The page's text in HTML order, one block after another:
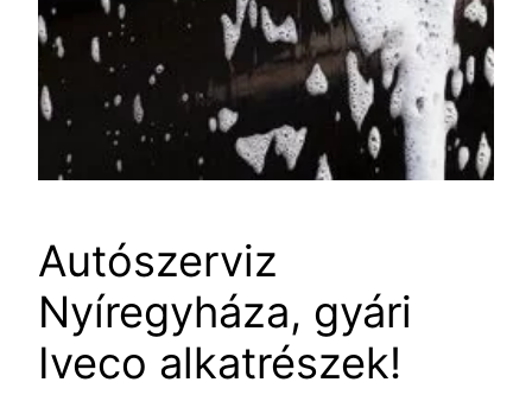
Autószerviz
Nyíregyháza, gyári
Iveco alkatrészek!